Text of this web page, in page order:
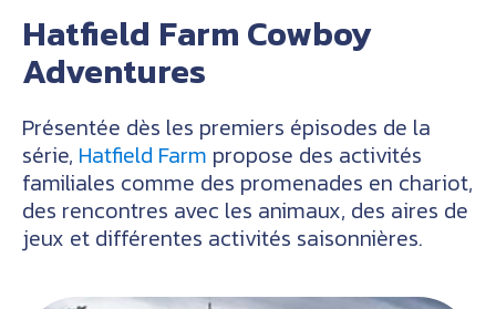
Hatfield Farm Cowboy
Adventures
Présentée dès les premiers épisodes de la
série, Hatfield Farm propose des activités
familiales comme des promenades en chariot,
des rencontres avec les animaux, des aires de
jeux et différentes activités saisonnières.